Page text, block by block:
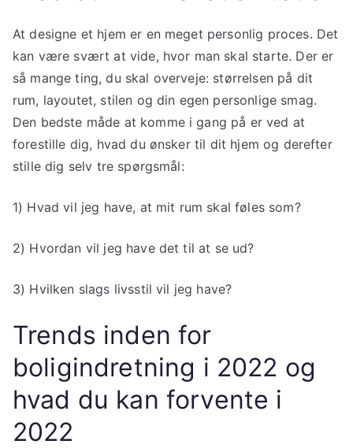
At designe et hjem er en meget personlig proces. Det
kan være svært at vide, hvor man skal starte. Der er
så mange ting, du skal overveje: størrelsen på dit
rum, layoutet, stilen og din egen personlige smag.
Den bedste måde at komme i gang på er ved at
forestille dig, hvad du ønsker til dit hjem og derefter
stille dig selv tre spørgsmål:
1) Hvad vil jeg have, at mit rum skal føles som?
2) Hvordan vil jeg have det til at se ud?
3) Hvilken slags livsstil vil jeg have?
Trends inden for
boligindretning i 2022 og
hvad du kan forvente i
2022